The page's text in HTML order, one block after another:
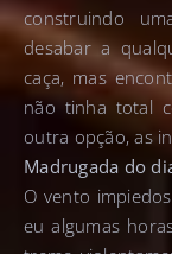
construindo
desabar a
caça, mas
não tinha total
outra opção, as
Madrugada do
O vento
eu algumas